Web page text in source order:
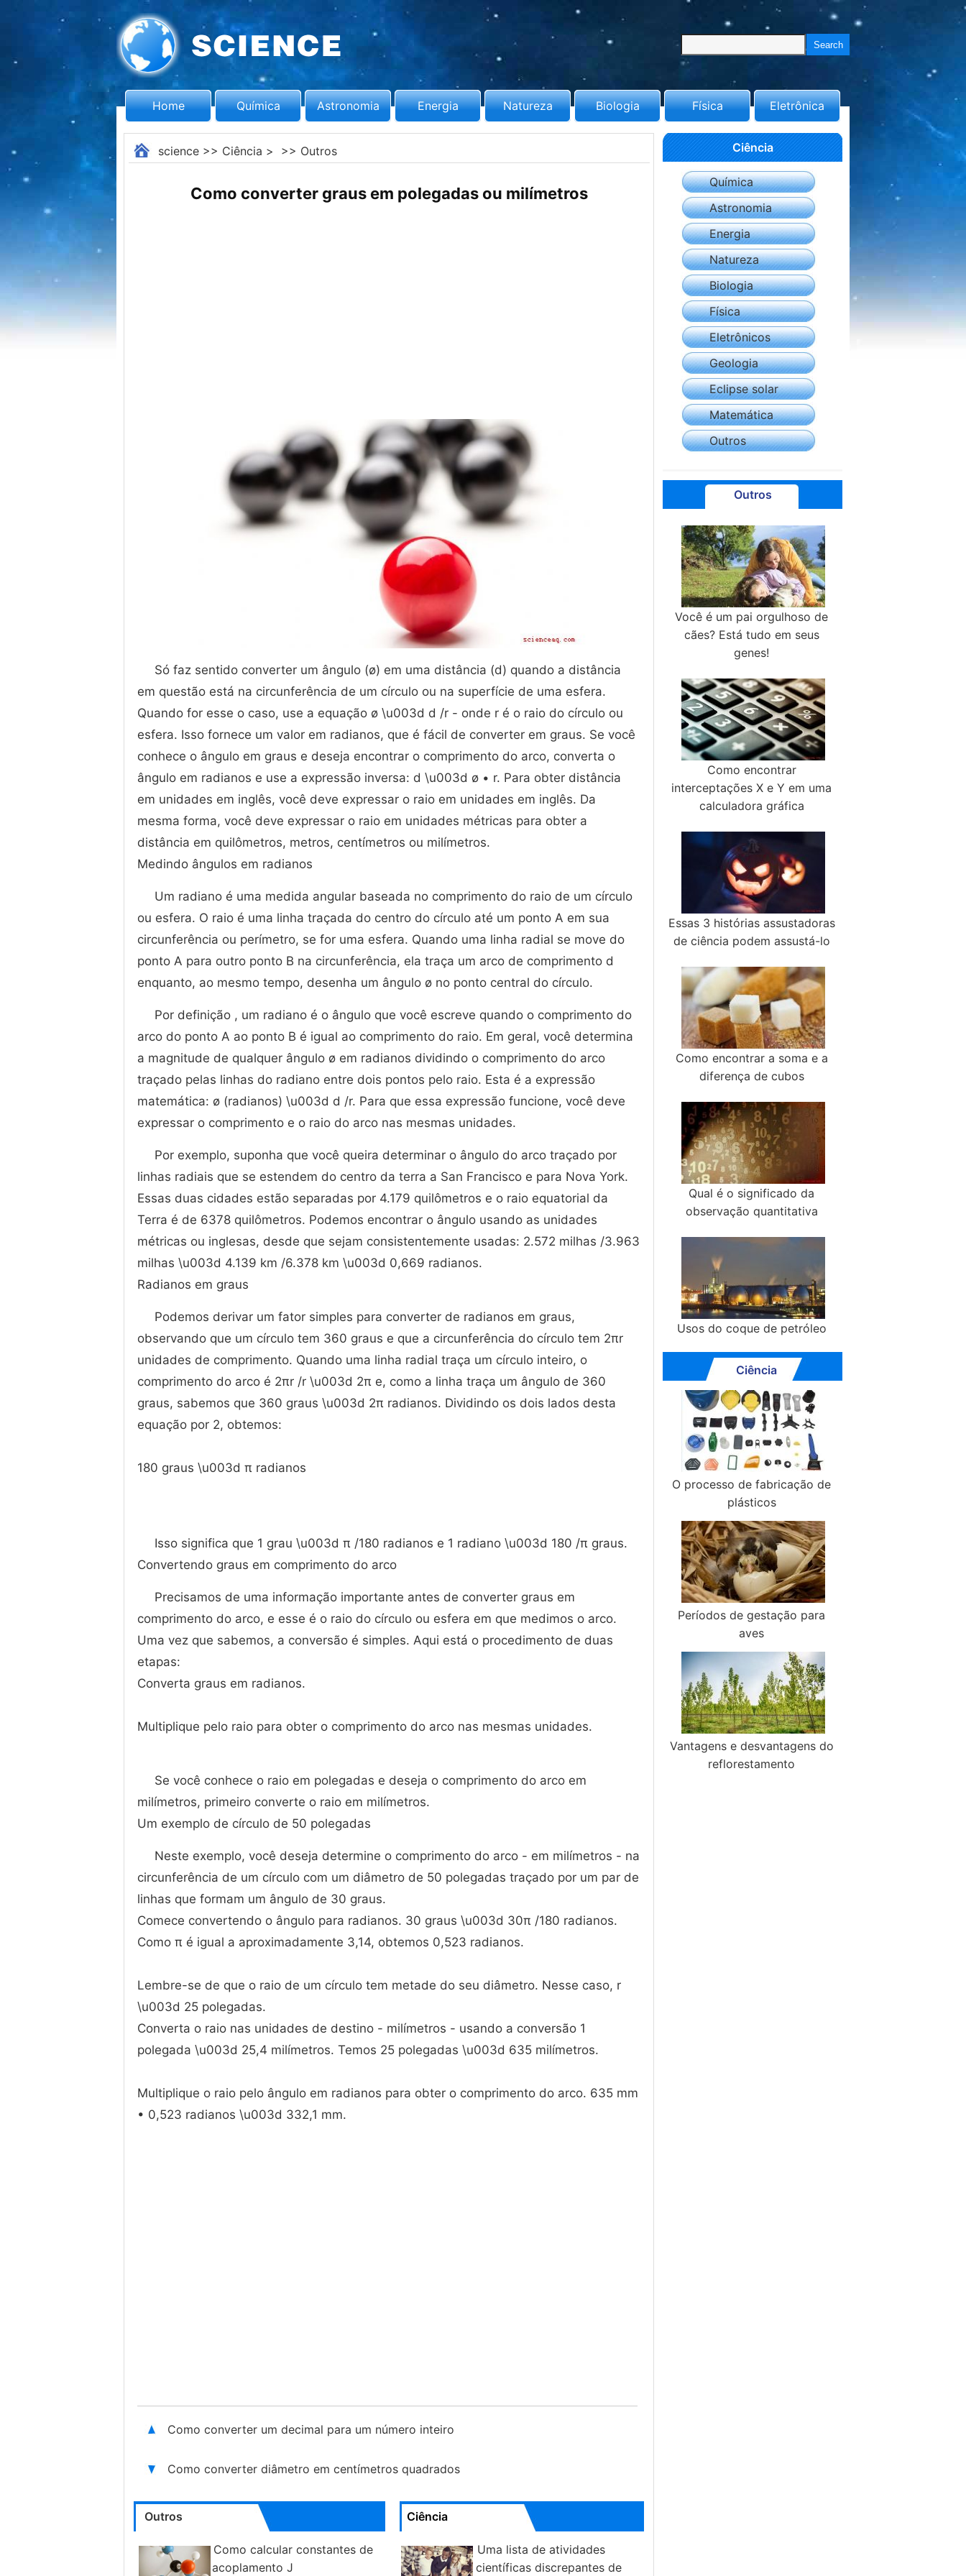
Home Química Astronomia Energia Natureza Biologia Física Eletrônica
science>> Ciência > >> Outros
Como converter graus em polegadas ou milímetros
Só faz sentido converter um ângulo (ø) em uma distância (d) quando a distância
em questão está na circunferência de um círculo ou na superfície de uma esfera.
Quando for esse o caso, use a equação ø \u003d d /r - onde r é o raio do círculo ou
esfera. Isso fornece um valor em radianos, que é fácil de converter em graus. Se você
conhece o ângulo em graus e deseja encontrar o comprimento do arco, converta o
ângulo em radianos e use a expressão inversa: d \u003d ø • r. Para obter distância
em unidades em inglês, você deve expressar o raio em unidades em inglês. Da
mesma forma, você deve expressar o raio em unidades métricas para obter a
distância em quilômetros, metros, centímetros ou milímetros.
Medindo ângulos em radianos
Um radiano é uma medida angular baseada no comprimento do raio de um círculo
ou esfera. O raio é uma linha traçada do centro do círculo até um ponto A em sua
circunferência ou perímetro, se for uma esfera. Quando uma linha radial se move do
ponto A para outro ponto B na circunferência, ela traça um arco de comprimento d
enquanto, ao mesmo tempo, desenha um ângulo ø no ponto central do círculo.
Por definição , um radiano é o ângulo que você escreve quando o comprimento do
arco do ponto A ao ponto B é igual ao comprimento do raio. Em geral, você determina
a magnitude de qualquer ângulo ø em radianos dividindo o comprimento do arco
traçado pelas linhas do radiano entre dois pontos pelo raio. Esta é a expressão
matemática: ø (radianos) \u003d d /r. Para que essa expressão funcione, você deve
expressar o comprimento e o raio do arco nas mesmas unidades.
Por exemplo, suponha que você queira determinar o ângulo do arco traçado por
linhas radiais que se estendem do centro da terra a San Francisco e para Nova York.
Essas duas cidades estão separadas por 4.179 quilômetros e o raio equatorial da
Terra é de 6378 quilômetros. Podemos encontrar o ângulo usando as unidades
métricas ou inglesas, desde que sejam consistentemente usadas: 2.572 milhas /3.963
milhas \u003d 4.139 km /6.378 km \u003d 0,669 radianos.
Radianos em graus
Podemos derivar um fator simples para converter de radianos em graus,
observando que um círculo tem 360 graus e que a circunferência do círculo tem 2πr
unidades de comprimento. Quando uma linha radial traça um círculo inteiro, o
comprimento do arco é 2πr /r \u003d 2π e, como a linha traça um ângulo de 360
graus, sabemos que 360 graus \u003d 2π radianos. Dividindo os dois lados desta
equação por 2, obtemos:
180 graus \u003d π radianos
Isso significa que 1 grau \u003d π /180 radianos e 1 radiano \u003d 180 /π graus.
Convertendo graus em comprimento do arco
Precisamos de uma informação importante antes de converter graus em
comprimento do arco, e esse é o raio do círculo ou esfera em que medimos o arco.
Uma vez que sabemos, a conversão é simples. Aqui está o procedimento de duas
etapas:
Converta graus em radianos.
Multiplique pelo raio para obter o comprimento do arco nas mesmas unidades.
Se você conhece o raio em polegadas e deseja o comprimento do arco em
milímetros, primeiro converte o raio em milímetros.
Um exemplo de círculo de 50 polegadas
Neste exemplo, você deseja determine o comprimento do arco - em milímetros - na
circunferência de um círculo com um diâmetro de 50 polegadas traçado por um par de
linhas que formam um ângulo de 30 graus.
Comece convertendo o ângulo para radianos. 30 graus \u003d 30π /180 radianos.
Como π é igual a aproximadamente 3,14, obtemos 0,523 radianos.
Lembre-se de que o raio de um círculo tem metade do seu diâmetro. Nesse caso, r
\u003d 25 polegadas.
Converta o raio nas unidades de destino - milímetros - usando a conversão 1
polegada \u003d 25,4 milímetros. Temos 25 polegadas \u003d 635 milímetros.
Multiplique o raio pelo ângulo em radianos para obter o comprimento do arco. 635 mm
• 0,523 radianos \u003d 332,1 mm.
Como converter um decimal para um número inteiro
Como converter diâmetro em centímetros quadrados
Outros
Como calcular constantes de
acoplamento J
Ciência
Uma lista de atividades
científicas discrepantes de
Ciência
Química
Astronomia
Energia
Natureza
Biologia
Física
Eletrônicos
Geologia
Eclipse solar
Matemática
Outros
Outros
Você é um pai orgulhoso de
cães? Está tudo em seus
genes!
Como encontrar
interceptações X e Y em uma
calculadora gráfica
Essas 3 histórias assustadoras
de ciência podem assustá-lo
Como encontrar a soma e a
diferença de cubos
Qual é o significado da
observação quantitativa
Usos do coque de petróleo
Ciência
O processo de fabricação de
plásticos
Períodos de gestação para
aves
Vantagens e desvantagens do
reflorestamento